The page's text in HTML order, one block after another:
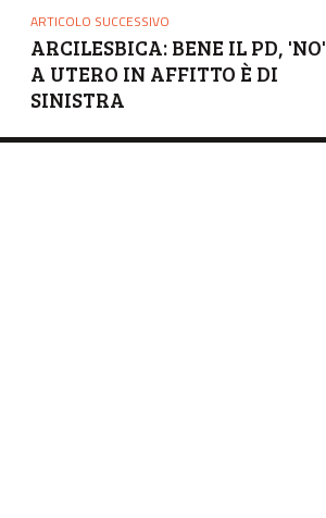
ARTICOLO SUCCESSIVO
ARCILESBICA: BENE IL PD, 'NO'
A UTERO IN AFFITTO È DI
SINISTRA